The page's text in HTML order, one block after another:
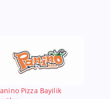
Pizza Bayilik